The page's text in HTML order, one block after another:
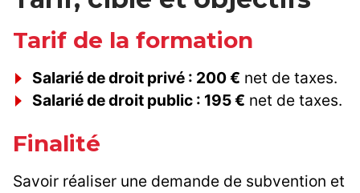
Tarif de la formation
Salarié de droit privé : 200 € net de taxes.
Salarié de droit public : 195 € net de taxes.
Finalité
Savoir réaliser une demande de subvention et